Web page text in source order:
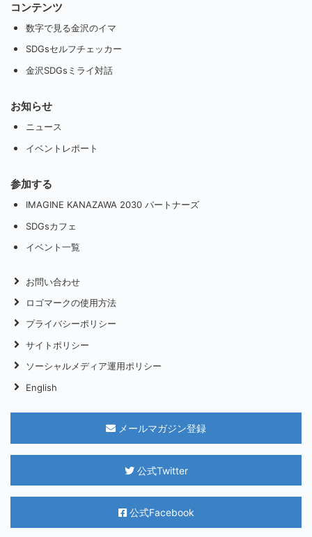
コンテンツ
数字で見る金沢のイマ
SDGsセルフチェッカー
金沢SDGsミライ対話
お知らせ
ニュース
イベントレポート
参加する
IMAGINE KANAZAWA 2030 パートナーズ
SDGsカフェ
イベント一覧
お問い合わせ
ロゴマークの使用方法
プライバシーポリシー
サイトポリシー
ソーシャルメディア運用ポリシー
English
メールマガジン登録
公式Twitter
公式Facebook